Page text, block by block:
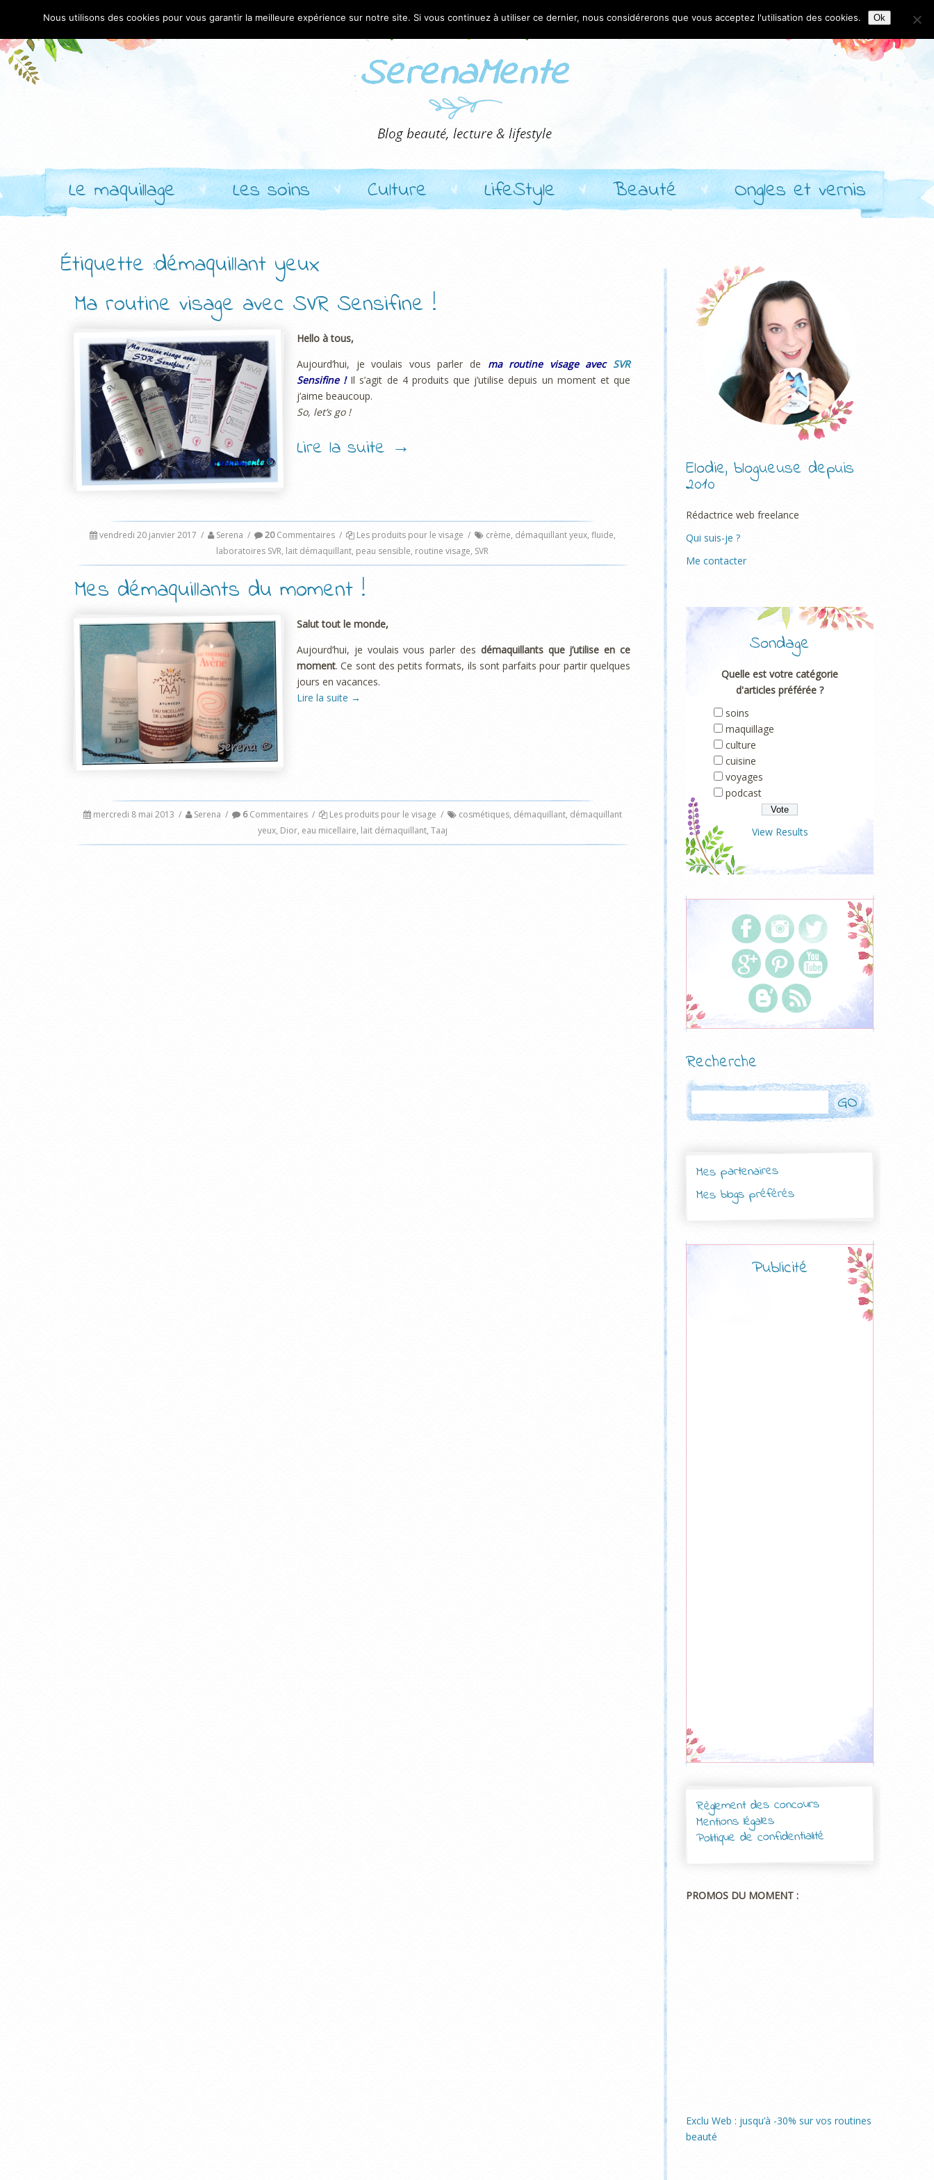
Le maquillage Les soins Culture LifeStyle Beauté Ongles et vernis
Étiquette :démaquillant yeux
Ma routine visage avec SVR Sensifine !
Hello à tous,
Aujourd’hui, je voulais vous parler de ma routine visage avecSVR
Sensifine ! Il s’agit de 4 produits que j’utilise depuis un moment et que
j’aime beaucoup.
So, let’s go !
Lire la suite →
vendredi 20 janvier 2017 / Serena / 20Commentaires / Les produits pour le visage / crème, démaquillant yeux, fluide,
laboratoires SVR, lait démaquillant, peau sensible, routine visage, SVR
Mes démaquillants du moment !
Salut tout le monde,
Aujourd’hui, je voulais vous parler des démaquillants que j’utilise en ce
moment. Ce sont des petits formats, ils sont parfaits pour partir quelques
jours en vacances.
Lire la suite →
mercredi 8 mai 2013 / Serena / 6Commentaires / Les produits pour le visage / cosmétiques, démaquillant, démaquillant
yeux, Dior, eau micellaire, lait démaquillant, Taaj
Elodie, blogueuse depuis
2010
Rédactrice web freelance
Qui suis-je ?
Me contacter
Sondage
Quelle est votre catégorie
d'articles préférée ?
soins
maquillage
culture
cuisine
voyages
podcast
View Results
Recherche
Mes partenaires
Mes blogs préférés
Publicité
Règlement des concours
Mentions légales
Politique de confidentialité
PROMOS DU MOMENT :
Exclu Web : jusqu’à -30% sur vos routines
beauté
Nous utilisons des cookies pour vous garantir la meilleure expérience sur notre site. Si vous continuez à utiliser ce dernier, nous considérerons que vous acceptez l'utilisation des cookies. Ok